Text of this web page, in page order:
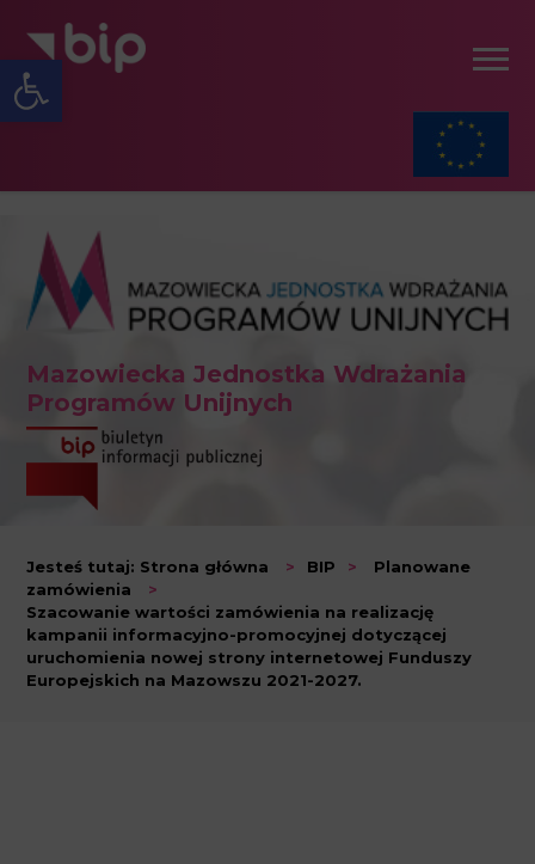
Open toolbar
Mazowiecka Jednostka Wdrażania
Programów Unijnych
Jesteś tutaj: Strona główna > BIP >
Planowane
zamówienia
>
Szacowanie wartości zamówienia na realizację
kampanii informacyjno-promocyjnej dotyczącej
uruchomienia nowej strony internetowej Funduszy
Europejskich na Mazowszu 2021-2027.